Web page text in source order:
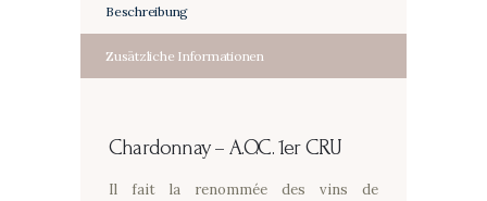
Beschreibung
Zusätzliche Informationen
Chardonnay – A.O.C. 1er CRU
Il fait la renommée des vins de